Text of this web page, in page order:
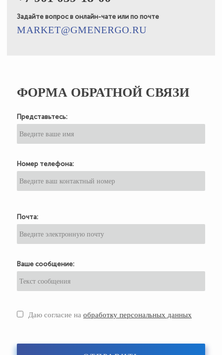
ФОРМА ОБРАТНОЙ СВЯЗИ
Представьтесь:
Номер телефона:
Почта:
Ваше сообщение:
Даю согласие на обработку персональных данных
Задайте вопрос в онлайн-чате или по почте
MARKET@GMENERGO.RU